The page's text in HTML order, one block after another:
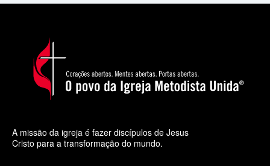
A missão da igreja é fazer discípulos de Jesus
Cristo para a transformação do mundo.